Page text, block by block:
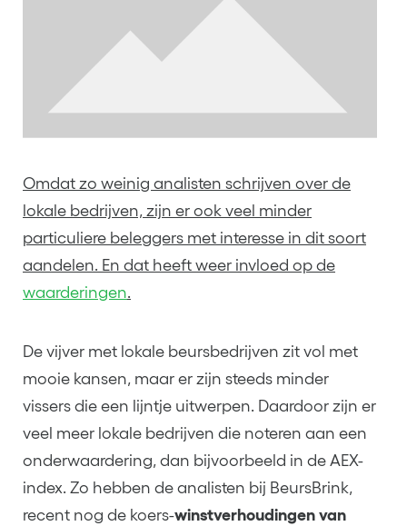
Omdat zo weinig analisten schrijven over de
lokale bedrijven, zijn er ook veel minder
particuliere beleggers met interesse in dit soort
aandelen. En dat heeft weer invloed op de
waarderingen.
De vijver met lokale beursbedrijven zit vol met
mooie kansen, maar er zijn steeds minder
vissers die een lijntje uitwerpen. Daardoor zijn er
veel meer lokale bedrijven die noteren aan een
onderwaardering, dan bijvoorbeeld in de AEX-
index. Zo hebben de analisten bij BeursBrink,
recent nog de koers-winstverhoudingen van